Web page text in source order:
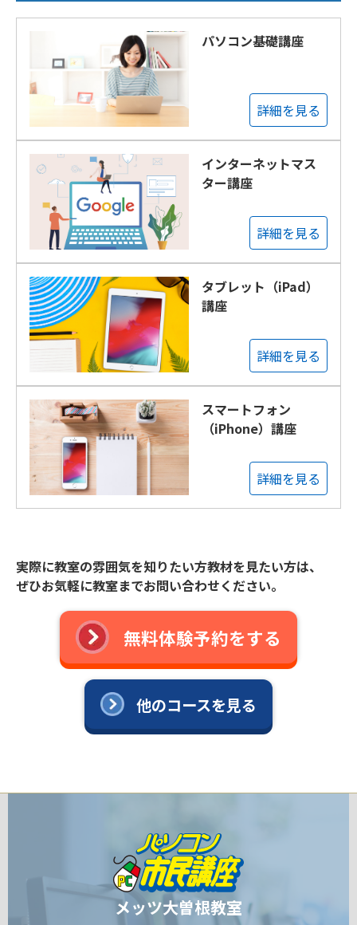
パソコン基礎講座
詳細を見る
インターネットマス
ター講座
詳細を見る
タブレット（iPad）
講座
詳細を見る
スマートフォン
（iPhone）講座
詳細を見る
実際に教室の雰囲気を知りたい方教材を見たい方は、
ぜひお気軽に教室までお問い合わせください。
無料体験予約をする
他のコースを見る
メッツ大曽根教室